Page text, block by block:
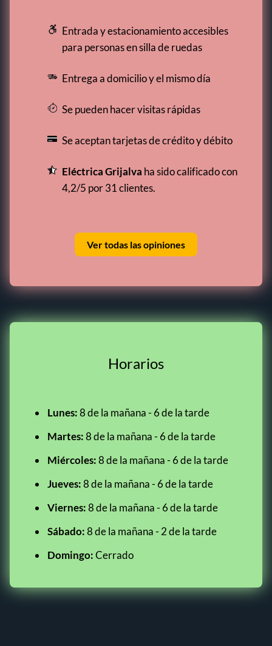
Entrada y estacionamiento accesibles
para personas en silla de ruedas
Entrega a domicilio y el mismo día
Se pueden hacer visitas rápidas
Se aceptan tarjetas de crédito y débito
Eléctrica Grijalva ha sido calificado con
4,2/5 por 31 clientes.
Ver todas las opiniones
Horarios
Lunes:8 de la mañana - 6 de la tarde
Martes:8 de la mañana - 6 de la tarde
Miércoles:8 de la mañana - 6 de la tarde
Jueves:8 de la mañana - 6 de la tarde
Viernes:8 de la mañana - 6 de la tarde
Sábado:8 de la mañana - 2 de la tarde
Domingo:Cerrado